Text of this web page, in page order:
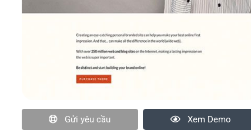
Gửi yêu cầu Xem Demo